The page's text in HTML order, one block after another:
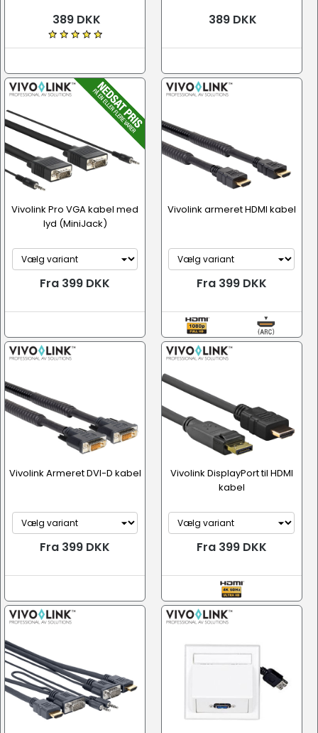
389 DKK 389 DKK
Vivolink Pro VGA kabel med
lyd (MiniJack)
Fra 399 DKK
Vivolink armeret HDMI kabel
Fra 399 DKK
Vivolink Armeret DVI-D kabel
Fra 399 DKK
Vivolink DisplayPort til HDMI
kabel
Fra 399 DKK